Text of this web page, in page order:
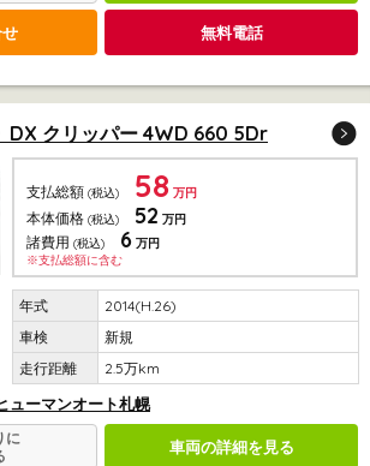
無料電話
DX クリッパー 4WD 660 5Dr
支払総額 (税込) 58 万円
本体価格 (税込) 52 万円
諸費用 (税込) 6 万円
※支払総額に含む
2014(H.26)
新規
2.5万km
ューマンオート札幌
に
車両の詳細を見る